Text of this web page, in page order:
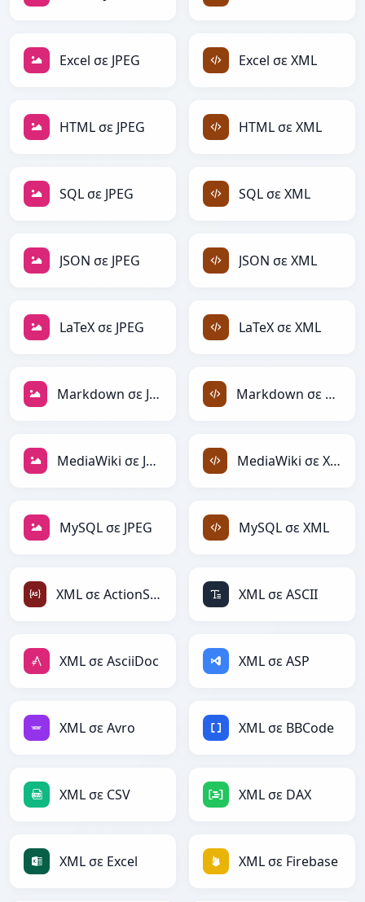
Excel σε JPEG Excel σε XML
HTML σε JPEG HTML σε XML
SQL σε JPEG SQL σε XML
JSON σε JPEG JSON σε XML
LaTeX σε JPEG LaTeX σε XML
Markdown σε JPEG Markdown σε XML
MediaWiki σε JPEG MediaWiki σε XML
MySQL σε JPEG MySQL σε XML
XML σε ActionScript XML σε ASCII
XML σε AsciiDoc XML σε ASP
XML σε Avro XML σε BBCode
XML σε CSV XML σε DAX
XML σε Excel XML σε Firebase